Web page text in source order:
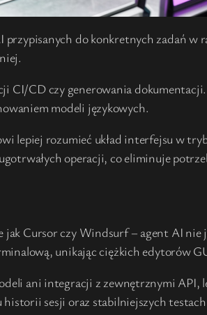
do konkretnych zadań w
CI/CD czy generowania
modeli językowych.
lepiej rozumieć układ interfejsu w
operacji, co eliminuje
Cursor czy Windsurf – agent AI nie
unikając ciężkich edytorów
ani integracji z zewnętrznymi API,
sesji oraz stabilniejszych